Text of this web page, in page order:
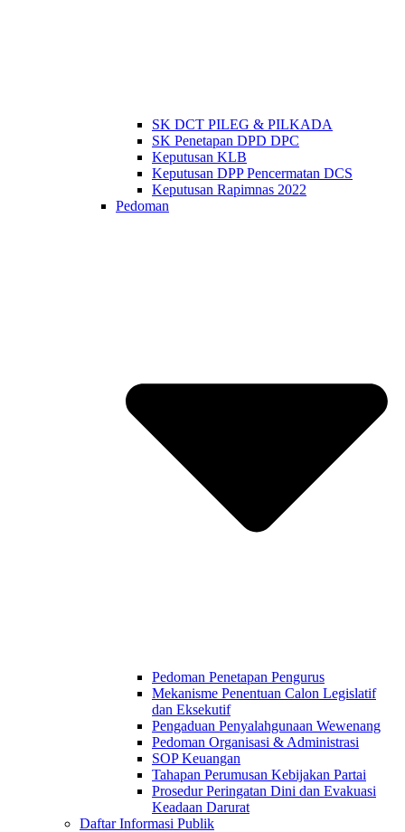
SK DCT PILEG & PILKADA
SK Penetapan DPD DPC
Keputusan KLB
Keputusan DPP Pencermatan DCS
Keputusan Rapimnas 2022
Pedoman
Pedoman Penetapan Pengurus
Mekanisme Penentuan Calon Legislatif
dan Eksekutif
Pengaduan Penyalahgunaan Wewenang
Pedoman Organisasi & Administrasi
SOP Keuangan
Tahapan Perumusan Kebijakan Partai
Prosedur Peringatan Dini dan Evakuasi
Keadaan Darurat
Daftar Informasi Publik